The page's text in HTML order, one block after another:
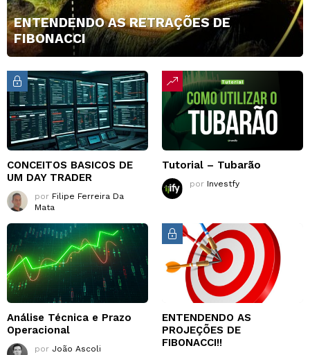
ENTENDENDO AS RETRAÇÕES DE
FIBONACCI
CONCEITOS BASICOS DE
UM DAY TRADER
por Filipe Ferreira Da
Mata
Tutorial – Tubarão
por Investfy
Análise Técnica e Prazo
Operacional
por João Ascoli
ENTENDENDO AS
PROJEÇÕES DE
FIBONACCI!!